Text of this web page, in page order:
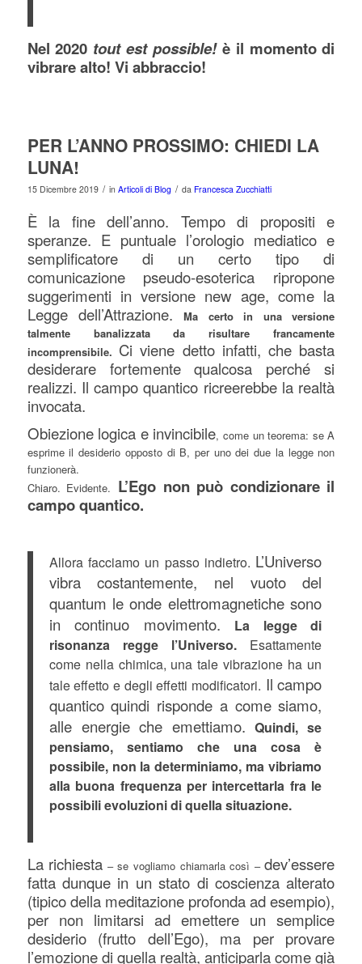
Nel 2020 tout est possible!è il momento di
vibrare alto! Vi abbraccio!
PER L’ANNO PROSSIMO: CHIEDI LA
LUNA!
15 Dicembre 2019 / in Articoli di Blog / da Francesca Zucchiatti
È la fine dell’anno. Tempo di propositi e
speranze. E puntuale l’orologio mediatico e
semplificatore di un certo tipo di
comunicazione pseudo-esoterica ripropone
suggerimenti in versione new age, come la
Legge dell’Attrazione.
Ma certo in una versione
talmente banalizzata da risultare francamente
incomprensibile. Ci viene detto infatti, che basta
desiderare fortemente qualcosa perché si
realizzi. Il campo quantico ricreerebbe la realtà
invocata.
Obiezione logica e invincibile, come un teorema: se A
esprime il desiderio opposto di B, per uno dei due la legge non
funzionerà.
Chiaro. Evidente. L’Ego non può condizionare il
campo quantico.
Allora facciamo un passo indietro. L’Universo
vibra costantemente, nel vuoto del
quantum le onde elettromagnetiche sono
in continuo movimento. La legge di
risonanza regge l’Universo. Esattamente
come nella chimica, una tale vibrazione ha un
tale effetto e degli effetti modificatori. Il campo
quantico quindi risponde a come siamo,
alle energie che emettiamo. Quindi, se
pensiamo, sentiamo che una cosa è
possibile, non la determiniamo, ma vibriamo
alla buona frequenza per intercettarla fra le
possibili evoluzioni di quella situazione.
La richiesta – se vogliamo chiamarla così –dev’essere
fatta dunque in un stato di coscienza alterato
(tipico della meditazione profonda ad esempio),
per non limitarsi ad emettere un semplice
desiderio (frutto dell’Ego), ma per provare
l’emozione di quella realtà, anticiparla come già